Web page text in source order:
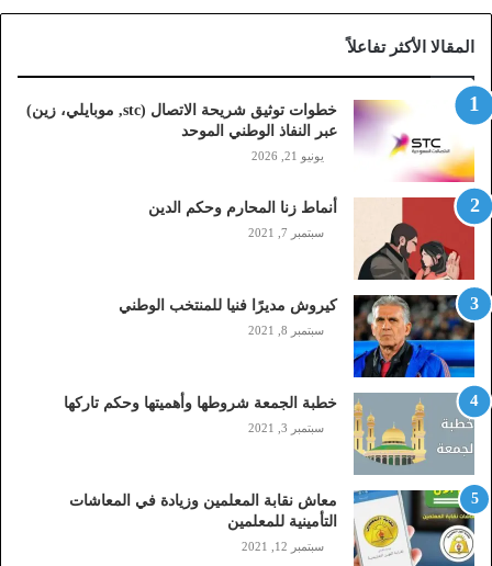
ل
ا
ت
ص
ل
(
s
,
م
و
ب
ا
ي
ل
ي
ز
ي
ن
)
المقالا الأكثر تفاعلاً
خطوات توثيق شريحة الاتصال (stc, موبايلي، زين)
عبر النفاذ الوطني الموحد
يونيو 21, 2026
أنماط زنا المحارم وحكم الدين
سبتمبر 7, 2021
كيروش مديرًا فنيا للمنتخب الوطني
سبتمبر 8, 2021
خطبة الجمعة شروطها وأهميتها وحكم تاركها
سبتمبر 3, 2021
معاش نقابة المعلمين وزيادة في المعاشات
التأمينية للمعلمين
سبتمبر 12, 2021